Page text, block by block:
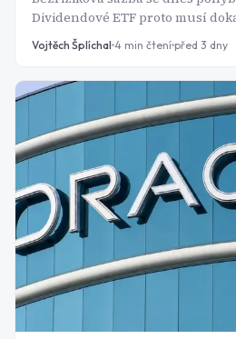
Dividendové ETF proto musí
vyplácet - a rozdíly mezi
letos hlubší, než se na první
Vojtěch Šplíchal 4 min čtení před 3 dny